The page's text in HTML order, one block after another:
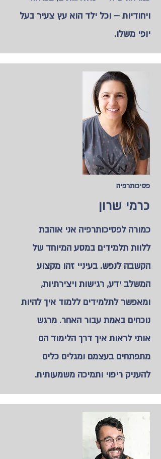
ויחודיות – וכל ילד הוא עץ צעיר בעל
יופי משלו.
פסיכותרפיה
כרמי שרון
כמורה לפסיכותרפיה אני אוהבת
ללוות תלמידים במסע המיוחד של
הקשבה לנפש. בעיניי זהו מקצוע
המשלב ידע, רגישות ויצירתיות,
ומאפשר לתלמידים ללמוד איך להיות
נוכחים באמת עבור האחר. מרגש
אותי לראות איך דרך הלימוד הם
מתפתחים בעצמם ומגלים כלים
להעניק ריפוי ותמיכה משמעותית.